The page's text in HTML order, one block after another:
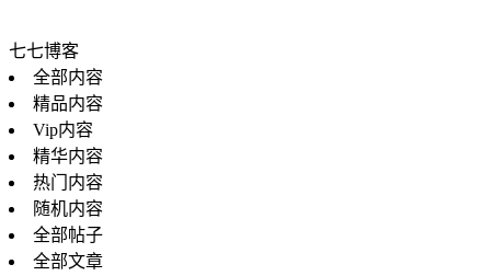
七七博客
全部内容
精品内容
Vip内容
精华内容
热门内容
随机内容
全部帖子
全部文章